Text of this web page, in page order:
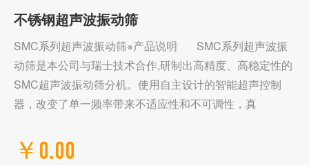
不锈钢超声波振动筛
SMC系列超声波振动筛※产品说明 SMC系列超声波振
动筛是本公司与瑞士技术合作,研制出高精度、高稳定性的
SMC超声波振动筛分机。使用自主设计的智能超声控制
器，改变了单一频率带来不适应性和不可调性，真
￥0.00